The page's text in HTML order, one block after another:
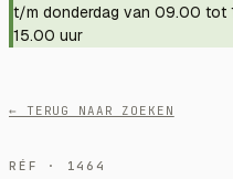
t/m donderdag van 09.00
15.00 uur
← TERUG NAAR ZOEKEN
RÉF · 1464